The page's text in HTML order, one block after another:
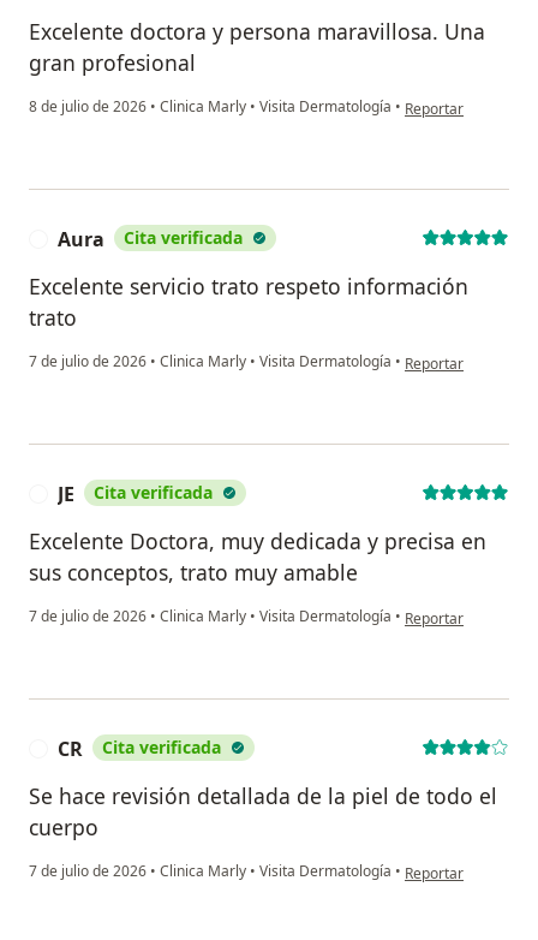
Excelente doctora y persona maravillosa. Una
gran profesional
8 de julio de 2026 • Clinica Marly • Visita Dermatología • en opinión del
Reportar
Aura Cita verificada
Excelente servicio trato respeto información
trato
7 de julio de 2026 • Clinica Marly • Visita Dermatología • en opinión del
Reportar
JE Cita verificada
Excelente Doctora, muy dedicada y precisa en
sus conceptos, trato muy amable
7 de julio de 2026 • Clinica Marly • Visita Dermatología • en opinión del
Reportar
CR Cita verificada
Se hace revisión detallada de la piel de todo el
cuerpo
7 de julio de 2026 • Clinica Marly • Visita Dermatología • en opinión del
Reportar